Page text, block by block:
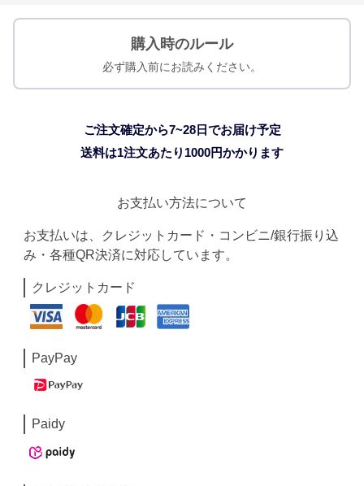
購入時のルール
必ず購入前にお読みください。
ご注文確定から7~28日でお届け予定
送料は1注文あたり 1000円かかります
お支払い方法について
お支払いは、クレジットカード・コンビニ/銀行振り込
み・各種QR決済に対応しています。
クレジットカード
PayPay
Paidy